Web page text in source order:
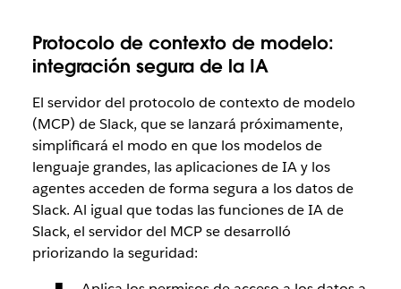
Protocolo de contexto de modelo:
integración segura de la IA
El servidor del protocolo de contexto de modelo
(MCP) de Slack, que se lanzará próximamente,
simplificará el modo en que los modelos de
lenguaje grandes, las aplicaciones de IA y los
agentes acceden de forma segura a los datos de
Slack. Al igual que todas las funciones de IA de
Slack, el servidor del MCP se desarrolló
priorizando la seguridad: